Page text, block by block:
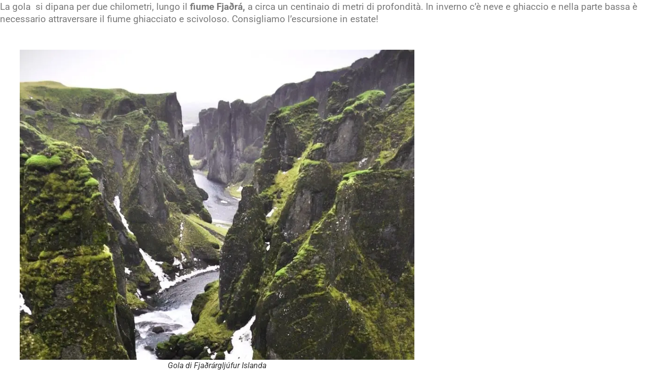
La gola si dipana per due chilometri, lungo il fiume Fjaðrá, a circa un centinaio di metri di profondità. In inverno c’è neve e ghiaccio e nella parte bassa è
necessario attraversare il fiume ghiacciato e scivoloso. Consigliamo l’escursione in estate!
Gola di Fjaðrárgljúfur Islanda